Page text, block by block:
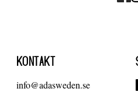
KONTAKT
info@adasweden.se